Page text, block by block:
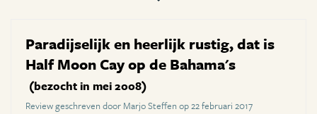
Paradijselijk en heerlijk rustig, dat is
Half Moon Cay op de Bahama's
(bezocht in mei 2008)
Review geschreven door Marjo Steffen op 22 februari 2017